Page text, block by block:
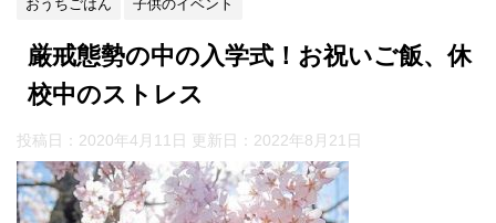
おうちごはん 子供のイベント
厳戒態勢の中の入学式！お祝いご飯、休
校中のストレス
投稿日：2020年4月11日 更新日： 2022年8月21日